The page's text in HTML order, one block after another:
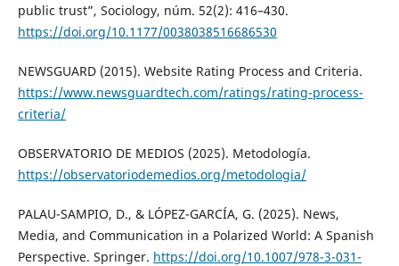
public trust”, Sociology, núm. 52(2): 416–430.
https://doi.org/10.1177/0038038516686530
NEWSGUARD (2015). Website Rating Process and Criteria.
https://www.newsguardtech.com/ratings/rating-process-
criteria/
OBSERVATORIO DE MEDIOS (2025). Metodología.
https://observatoriodemedios.org/metodologia/
PALAU-SAMPIO, D., & LÓPEZ-GARCÍA, G. (2025). News,
Media, and Communication in a Polarized World: A Spanish
Perspective. Springer. https://doi.org/10.1007/978-3-031-